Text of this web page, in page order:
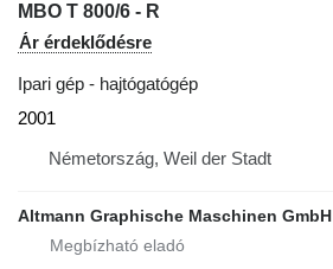
MBO T 800/6 - R
Ár érdeklődésre
Ipari gép - hajtógatógép
2001
Németország, Weil der Stadt
Altmann Graphische Maschinen GmbH